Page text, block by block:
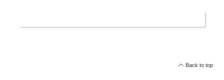
Back to top